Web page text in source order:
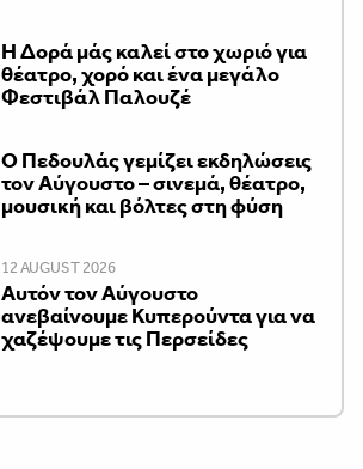
Η Δορά μάς καλεί στο χωριό για
θέατρο, χορό και ένα μεγάλο
Φεστιβάλ Παλουζέ
Ο Πεδουλάς γεμίζει εκδηλώσεις
τον Αύγουστο – σινεμά, θέατρο,
μουσική και βόλτες στη φύση
12 AUGUST 2026
Αυτόν τον Αύγουστο
ανεβαίνουμε Κυπερούντα για να
χαζέψουμε τις Περσείδες